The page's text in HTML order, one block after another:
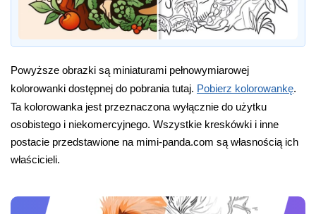
Powyższe obrazki są miniaturami pełnowymiarowej
kolorowanki dostępnej do pobrania tutaj. Pobierz kolorowankę.
Ta kolorowanka jest przeznaczona wyłącznie do użytku
osobistego i niekomercyjnego. Wszystkie kreskówki i inne
postacie przedstawione na mimi-panda.com są własnością ich
właścicieli.